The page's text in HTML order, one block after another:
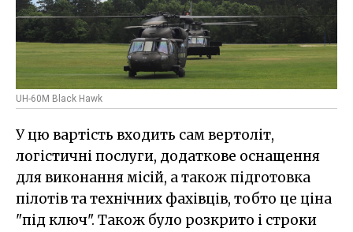
UH-60M Black Hawk
У цю вартість входить сам вертоліт,
логістичні послуги, додаткове оснащення
для виконання місій, а також підготовка
пілотів та технічних фахівців, тобто це ціна
"під ключ". Також було розкрито і строки